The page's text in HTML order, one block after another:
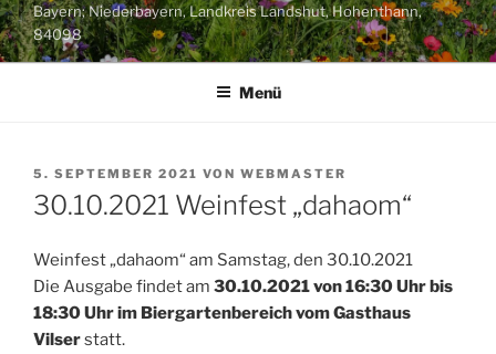
Bayern; Niederbayern, Landkreis Landshut, Hohenthann,
84098
Menü
VERÖFFENTLICHT
AM
5. SEPTEMBER 2021 VON WEBMASTER
30.10.2021 Weinfest „dahaom“
Weinfest „dahaom“ am Samstag, den 30.10.2021
Die Ausgabe findet am 30.10.2021 von 16:30 Uhr bis
18:30 Uhr im Biergartenbereich vom Gasthaus
Vilserstatt.